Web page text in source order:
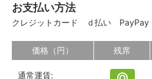
お支払い方法
クレジットカード ｄ払い PayPay
価格（円） 残席
通常運賃: